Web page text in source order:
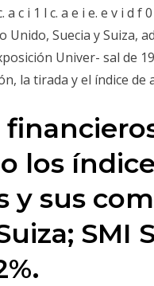
a c i 1 l c. a e i e. e v i d
Unido, Suecia y Suiza,
Univer- sal de
la tirada y el índice de
los
y sus
SMI